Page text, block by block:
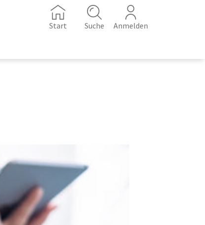
Start Suche Anmelden